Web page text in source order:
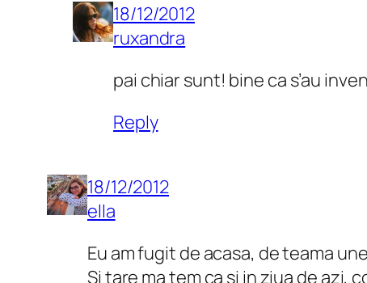
18/12/2012
ruxandra
pai chiar sunt! bine ca s’au
Reply
18/12/2012
ella
Eu am fugit de acasa, de teama
Si tare ma tem ca si in ziua de azi,